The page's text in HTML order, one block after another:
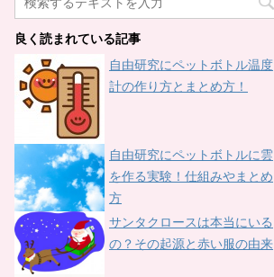
良く読まれている記事
自由研究にペットボトル温度
計の作り方とまとめ方！
自由研究にペットボトルに雲
を作る実験！仕組みやまとめ
方
サンタクロースは本当にいる
の？その起源と赤い服の由来